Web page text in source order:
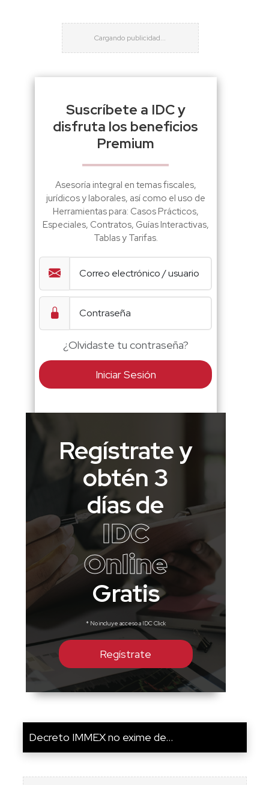
Suscríbete a IDC y
disfruta los beneficios
Premium
Asesoría integral en temas fiscales,
jurídicos y laborales, así como el uso de
Herramientas para: Casos Prácticos,
Especiales, Contratos, Guías Interactivas,
Tablas y Tarifas.
¿Olvidaste tu contraseña?
Iniciar Sesión
Regístrate y
obtén 3
días de
IDC
Online
Gratis
* No incluye acceso a IDC Click
Regístrate
Decreto IMMEX no exime de...